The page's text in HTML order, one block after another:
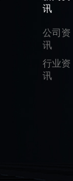
讯
公司资
讯
行业资
讯